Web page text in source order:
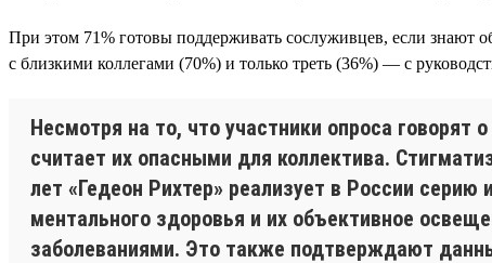
При этом 71% готовы поддерживать сослуживцев, если знают
с близкими коллегами (70%) и только треть (36%) — с
Несмотря на то, что участники опроса говорят
считает их опасными для коллектива.
лет «Гедеон Рихтер» реализует в России
ментального здоровья и их объективное
заболеваниями. Это также подтверждают